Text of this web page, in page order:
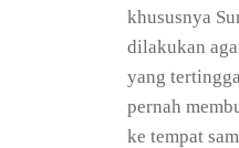
khususnya
dilakukan
yang
pernah
ke tempat